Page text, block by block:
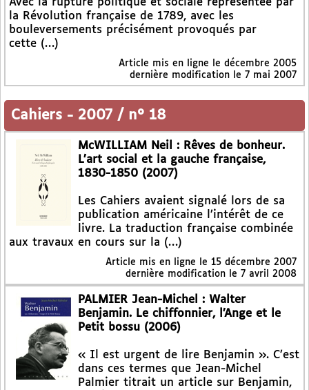
Avec la rupture politique et sociale représentée par
la Révolution française de 1789, avec les
bouleversements précisément provoqués par
cette (…)
Article mis en ligne le décembre 2005
dernière modification le 7 mai 2007
Cahiers - 2007 / n° 18
McWILLIAM Neil : Rêves de bonheur.
L’art social et la gauche française,
1830-1850 (2007)
Les Cahiers avaient signalé lors de sa
publication américaine l’intérêt de ce
livre. La traduction française combinée
aux travaux en cours sur la (…)
Article mis en ligne le 15 décembre 2007
dernière modification le 7 avril 2008
PALMIER Jean-Michel : Walter
Benjamin. Le chiffonnier, l’Ange et le
Petit bossu (2006)
« Il est urgent de lire Benjamin ». C’est
dans ces termes que Jean-Michel
Palmier titrait un article sur Benjamin,